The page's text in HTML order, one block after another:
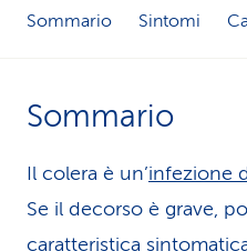
i
s
e
Sommario Sintomi
Sommario
Il colera è un’infezione
Se il decorso è grave,
caratteristica